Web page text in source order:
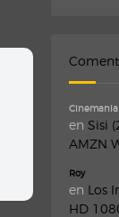
en Sisi
AMZN
Roy
en Los
HD